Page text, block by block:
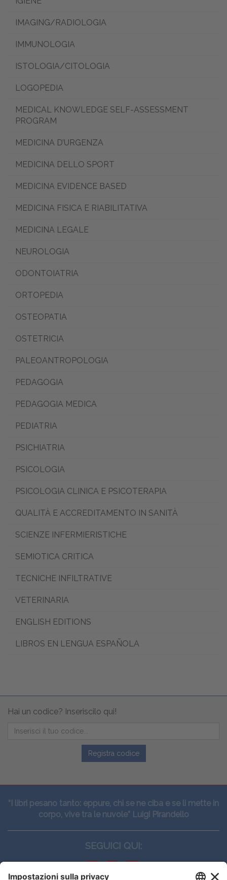
IMAGING/RADIOLOGIA
IMMUNOLOGIA
ISTOLOGIA/CITOLOGIA
LOGOPEDIA
MEDICAL KNOWLEDGE SELF-ASSESSMENT
PROGRAM
MEDICINA D’URGENZA
MEDICINA DELLO SPORT
MEDICINA EVIDENCE BASED
MEDICINA FISICA E RIABILITATIVA
MEDICINA LEGALE
NEUROLOGIA
ODONTOIATRIA
ORTOPEDIA
OSTEOPATIA
OSTETRICIA
PALEOANTROPOLOGIA
PEDAGOGIA
PEDAGOGIA MEDICA
PEDIATRIA
PSICHIATRIA
PSICOLOGIA
PSICOLOGIA CLINICA E PSICOTERAPIA
QUALITÀ E ACCREDITAMENTO IN SANITÀ
SCIENZE INFERMIERISTICHE
SEMIOTICA CRITICA
TECNICHE INFILTRATIVE
VETERINARIA
ENGLISH EDITIONS
LIBROS EN LENGUA ESPAÑOLA
Hai un codice? Inseriscilo qui!
Registra codice
“I libri pesano tanto: eppure, chi se ne ciba e se li mette in
corpo, vive tra le nuvole” Luigi Pirandello
SEGUICI QUI: